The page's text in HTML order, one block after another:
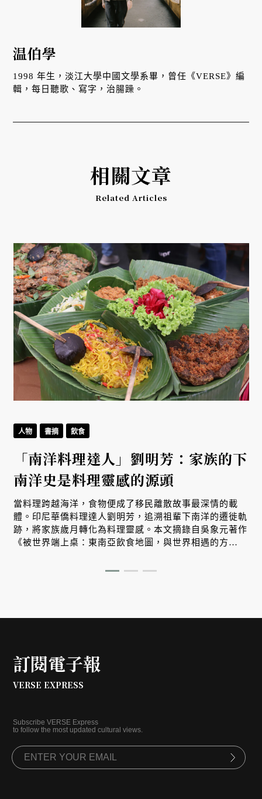
温伯學
1998 年生，淡江大學中國文學系畢，曾任《VERSE》編
輯，每日聽歌、寫字，治腸躁。
相關文章
Related Articles
人物 書摘 飲食
「南洋料理達人」劉明芳：家族的下
南洋史是料理靈感的源頭
當料理跨越海洋，食物便成了移民離散故事最深情的載
體。印尼華僑料理達人劉明芳，追溯祖輩下南洋的遷徙軌
跡，將家族歲月轉化為料理靈感。本文摘錄自吳象元著作
《被世界端上桌：東南亞飲食地圖，與世界相遇的方
訂閱電子報
VERSE EXPRESS
Subscribe VERSE Express
to follow the most updated cultural views.